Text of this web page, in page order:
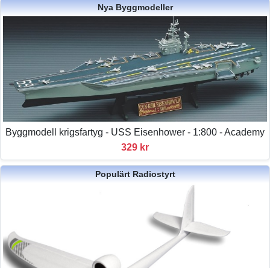
Nya Byggmodeller
Byggmodell krigsfartyg - USS Eisenhower - 1:800 - Academy
329 kr
Populärt Radiostyrt